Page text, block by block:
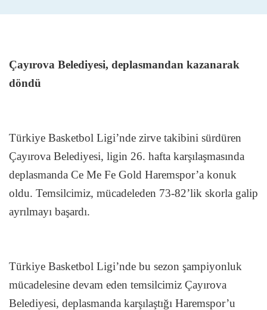
Çayırova Belediyesi, deplasmandan kazanarak
döndü
Türkiye Basketbol Ligi’nde zirve takibini sürdüren
Çayırova Belediyesi, ligin 26. hafta karşılaşmasında
deplasmanda Ce Me Fe Gold Haremspor’a konuk
oldu. Temsilcimiz, mücadeleden 73-82’lik skorla galip
ayrılmayı başardı.
Türkiye Basketbol Ligi’nde bu sezon şampiyonluk
mücadelesine devam eden temsilcimiz Çayırova
Belediyesi, deplasmanda karşılaştığı Haremspor’u